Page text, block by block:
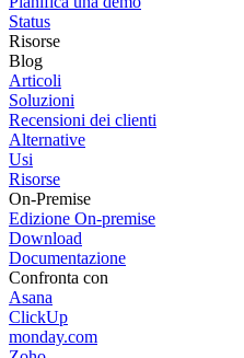
Status
Risorse
Blog
Articoli
Soluzioni
Recensioni dei clienti
Alternative
Usi
Risorse
On-Premise
Edizione On-premise
Download
Documentazione
Confronta con
Asana
ClickUp
monday.com